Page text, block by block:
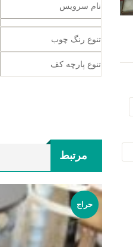
نام سرویس
تنوع رنگ چوب
تنوع پارچه کف
مرتبط
حراج